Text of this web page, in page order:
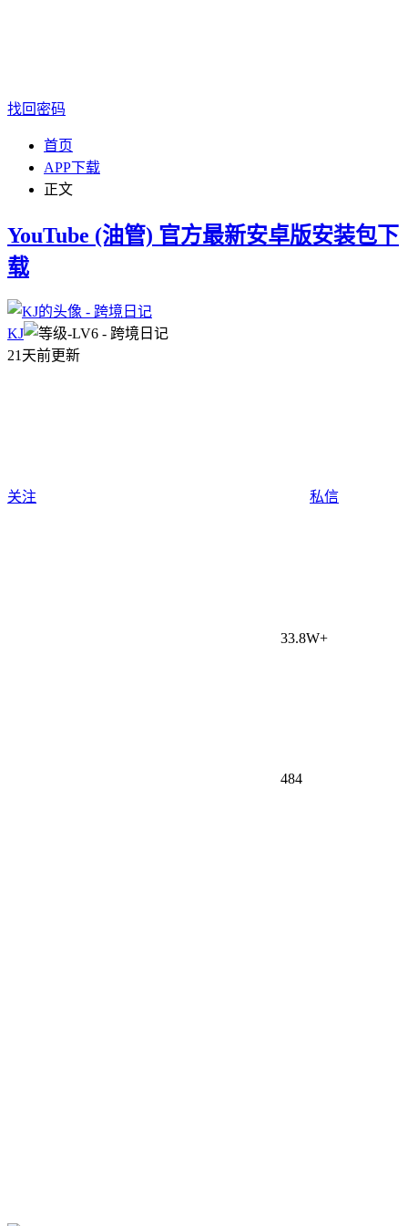
找回密码
首页
APP下载
正文
YouTube (油管) 官方最新安卓版安装包下
载
KJ
21天前更新
关注 私信
33.8W+
484